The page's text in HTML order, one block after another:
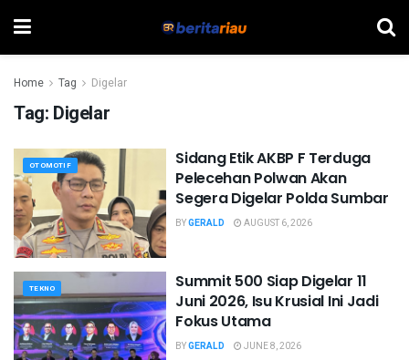
Home Tag Digelar
Tag: Digelar
OTOMOTIF
Sidang Etik AKBP F Terduga
Pelecehan Polwan Akan
Segera Digelar Polda Sumbar
BYGERALD AUGUST 6, 2026
TEKNO
Summit 500 Siap Digelar 11
Juni 2026, Isu Krusial Ini Jadi
Fokus Utama
BYGERALD JUNE 8, 2026